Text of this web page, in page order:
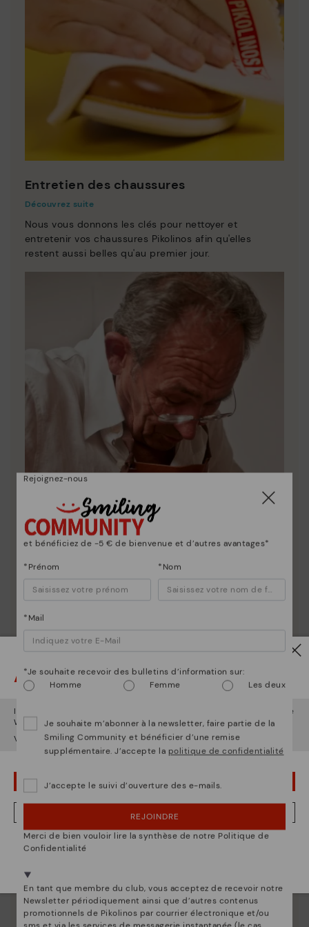
Entretien des chaussures
Découvrez suite
Nous vous donnons les clés pour nettoyer et
entretenir vos chaussures Pikolinos afin qu'elles
restent aussi belles qu'au premier jour.
La nature de Pikolinos
Découvrez suite
chaussure unique.
Attention !
Il semble que vous êtes en
et vous allez accéder au site
Web deFrance.
Voulez-vous aller sur le site Web deÉtats-Unis ?
OUPS... JE ME SUIS TROMPÉ, JE VEUX RESTER EN ÉTATS-UNIS
NON, JE VEUX ALLER SUR LE SITE WEB DU FRANCE
Nous sommes présents dans plus de 29 boutiques
Rejoignez-nous
et bénéficiez de -5 € de bienvenue et d’autres avantages*
*Prénom *Nom
*Mail
*Je souhaite recevoir des bulletins d’information sur:
Homme
Femme Les deux
Je souhaite m’abonner à la newsletter, faire partie de la
Smiling Community et bénéficier d’une remise
supplémentaire. J’accepte la politique de confidentialité
J’accepte le suivi d’ouverture des e-mails.
REJOINDRE
Merci de bien vouloir lire la synthèse de notre Politique de
Confidentialité
En tant que membre du club, vous acceptez de recevoir notre
Newsletter périodiquement ainsi que d’autres contenus
promotionnels de Pikolinos par courrier électronique et/ou